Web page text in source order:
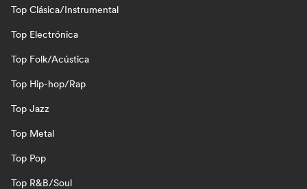
Top Clásica/Instrumental
Top Electrónica
Top Folk/Acústica
Top Hip-hop/Rap
Top Jazz
Top Metal
Top Pop
Top R&B/Soul